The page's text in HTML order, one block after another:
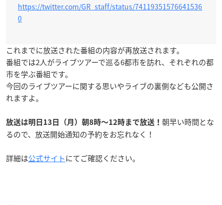
https://twitter.com/GR_staff/status/74119351576641536
0
これまでに放送された番組の内容が再放送されます。
番組では2人がライブツアーで巡る6都市を訪れ、それぞれの都
市を学ぶ番組です。
今回のライブツアーに関する思いやライブの裏側なども公開さ
れますよ。
放送は明日13日（月）朝8時〜12時まで放送！ 朝早い時間とな
るので、放送開始通知の予約をお忘れなく！
詳細は公式サイトにてご確認ください。